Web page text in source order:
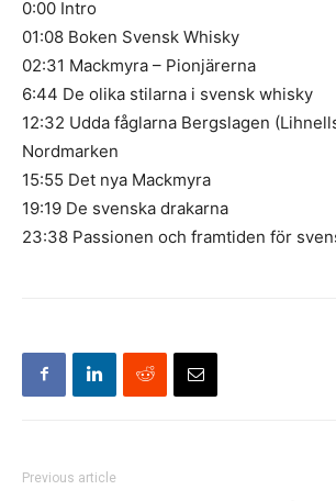
0:00 Intro
01:08 Boken Svensk Whisky
02:31 Mackmyra – Pionjärerna
6:44 De olika stilarna i svensk whisky
12:32 Udda fåglarna Bergslagen
Nordmarken
15:55 Det nya Mackmyra
19:19 De svenska drakarna
23:38 Passionen och framtiden för
Previous article